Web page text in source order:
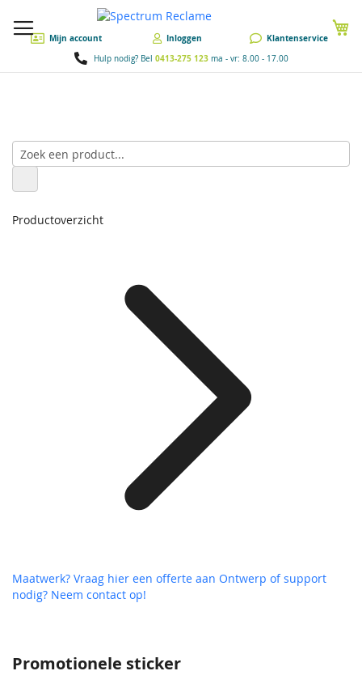
Mijn account Inloggen Klantenservice
Hulp nodig? Bel 0413-275 123ma - vr: 8.00 - 17.00
Promotionele sticker
Productoverzicht
Maatwerk? Vraag hier een offerte aan Ontwerp of support
nodig? Neem contact op!